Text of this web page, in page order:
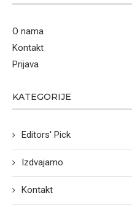
O nama
Kontakt
Prijava
KATEGORIJE
Editors' Pick
Izdvajamo
Kontakt